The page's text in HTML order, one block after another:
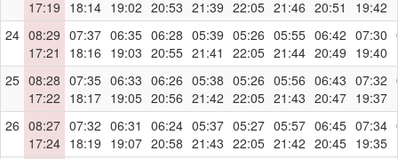
17:19 18:14 19:02 20:53 21:39 22:05 21:46 20:51
19:42
24 08:29
17:21
07:37
18:16
06:35
19:03
06:28
20:55
05:39
21:41
05:26
22:05
05:55
21:44
06:42
20:49
07:30
19:40
25 08:28
17:22
07:35
18:17
06:33
19:05
06:26
20:56
05:38
21:42
05:26
22:05
05:56
21:43
06:43
20:47
07:32
19:37
26 08:27
17:24
07:32
18:19
06:31
19:07
06:24
20:58
05:37
21:43
05:27
22:05
05:57
21:42
06:45
20:45
07:34
19:35